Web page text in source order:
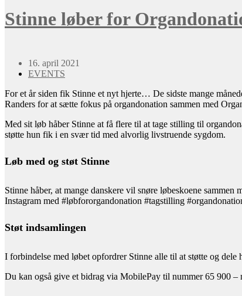
Stinne løber for
16. april 2021
EVENTS
For et år siden fik Stinne et nyt hjerte… De sidste mange
Randers for at sætte fokus på organdonation sammen med
Med sit løb håber Stinne at få flere til at tage stilling til
støtte hun fik i en svær tid med alvorlig livstruende sygdom.
Løb med og støt Stinne
Stinne håber, at mange danskere vil snøre løbeskoene
Instagram med #løbfororgandonation #tagstilling
Støt indsamlingen
I forbindelse med løbet opfordrer Stinne alle til at støtte og dele
Du kan også give et bidrag via MobilePay til nummer 65 900